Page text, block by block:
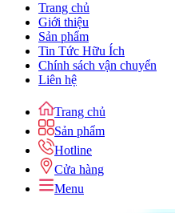
Trang chủ
Giới thiệu
Sản phẩm
Tin Tức Hữu Ích
Chính sách vận chuyển
Liên hệ
Trang chủ
Sản phẩm
Hotline
Cửa hàng
Menu